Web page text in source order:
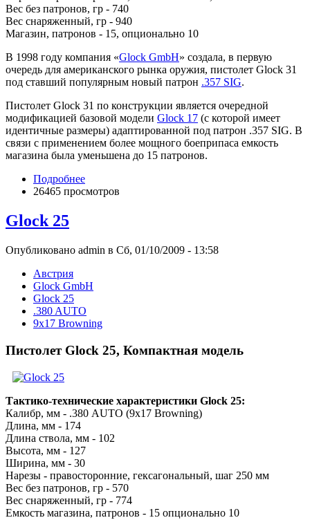
Вес без патронов, гр - 740
Вес снаряженный, гр - 940
Магазин, патронов - 15, опционально 10
В 1998 году компания «Glock GmbH» создала, в первую
очередь для американского рынка оружия, пистолет Glock 31
под ставший популярным новый патрон .357 SIG.
Пистолет Glock 31 по конструкции является очередной
модификацией базовой модели Glock 17 (с которой имеет
идентичные размеры) адаптированной под патрон .357 SIG. В
связи с применением более мощного боеприпаса емкость
магазина была уменьшена до 15 патронов.
Подробнее
26465 просмотров
Glock 25
Опубликовано admin в Сб, 01/10/2009 - 13:58
Австрия
Glock GmbH
Glock 25
.380 AUTO
9x17 Browning
Пистолет Glock 25, Компактная модель
Тактико-технические характеристики Glock 25:
Калибр, мм - .380 AUTO (9x17 Browning)
Длина, мм - 174
Длина ствола, мм - 102
Высота, мм - 127
Ширина, мм - 30
Нарезы - правосторонние, гексагональный, шаг 250 мм
Вес без патронов, гр - 570
Вес снаряженный, гр - 774
Емкость магазина, патронов - 15 опционально 10